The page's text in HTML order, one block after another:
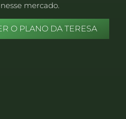
mercado.
O PLANO DA TERESA